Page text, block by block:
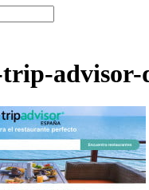
advisor-